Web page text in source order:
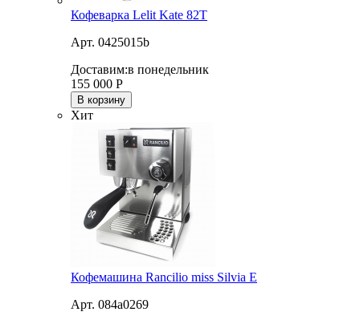
Кофеварка Lelit Kate 82T
Арт. 0425015b
Доставим:в понедельник
155 000 Р
В корзину
Хит
Кофемашина Rancilio miss Silvia E
Арт. 084a0269